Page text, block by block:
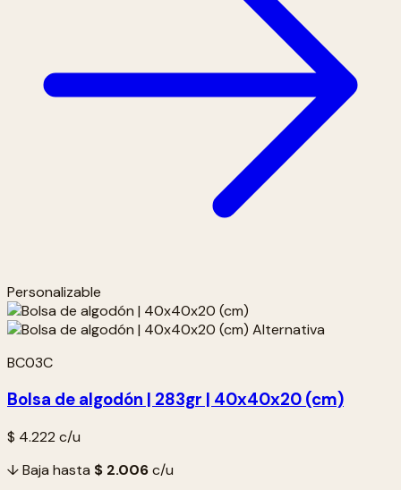
Personalizable
BC03C
Bolsa de algodón | 283gr | 40x40x20 (cm)
$ 4.222 c/u
↓ Baja hasta $ 2.006c/u